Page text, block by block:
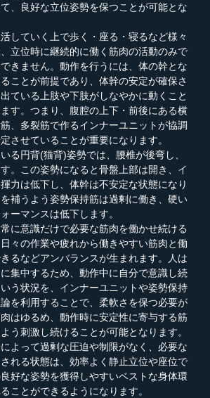
、良好な立位姿勢を保つことが可能とな
していく上で歩く・座る・寝るなど様々
立位時に継続的に働く筋肉の活動のみで
きません。動作を行うには、体の幹とな
ことが前提であり、体幹の安定が確保さ
ている上肢や下肢がしなやかに動くこと
す。つまり、腹腔の上下・前後にある横
、多裂筋で作るインナーユニットが協調
させていることが重要になります。
る円背(猫背)姿勢では、腰椎が後弯し、
。この姿勢になると骨盤上部は開き、イ
力は低下し、体幹は不安定な状態になり
補うよう姿勢保持筋は過剰に働き、硬い
ーマンスは低下します。
に意識だけで必要な筋肉を働かせ続ける
々の作業や疲れから働きやすい筋肉と働
るなどアンバランスが生まれます。人は
集中するため、動作中に自分で意識し続
う状況を、インナーユニットや姿勢保持
を利用することで、柔軟さを保つ必要が
はゆるめ、動作時に安定性に寄与する筋
う刺激し続けることが可能となります。
よって過剰な圧迫や制限がなく、必要な
れる状態は、効率よく静止立位や座位で
好な姿勢を獲得しやすいベストな身体環
ことができるようになります。